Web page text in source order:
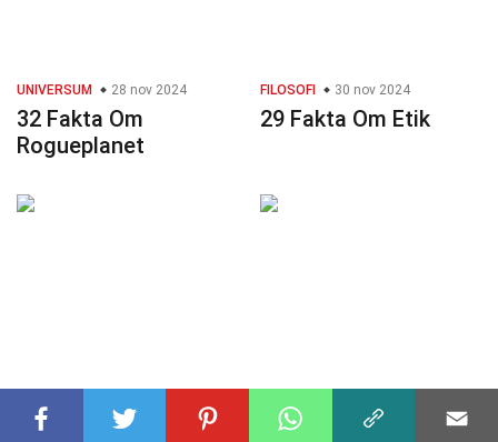
UNIVERSUM 28 nov 2024
32 Fakta Om
Rogueplanet
FILOSOFI 30 nov 2024
29 Fakta Om Etik
TEKNOLOGI 08 okt 2024 KÄNDIS 11 dec 2024